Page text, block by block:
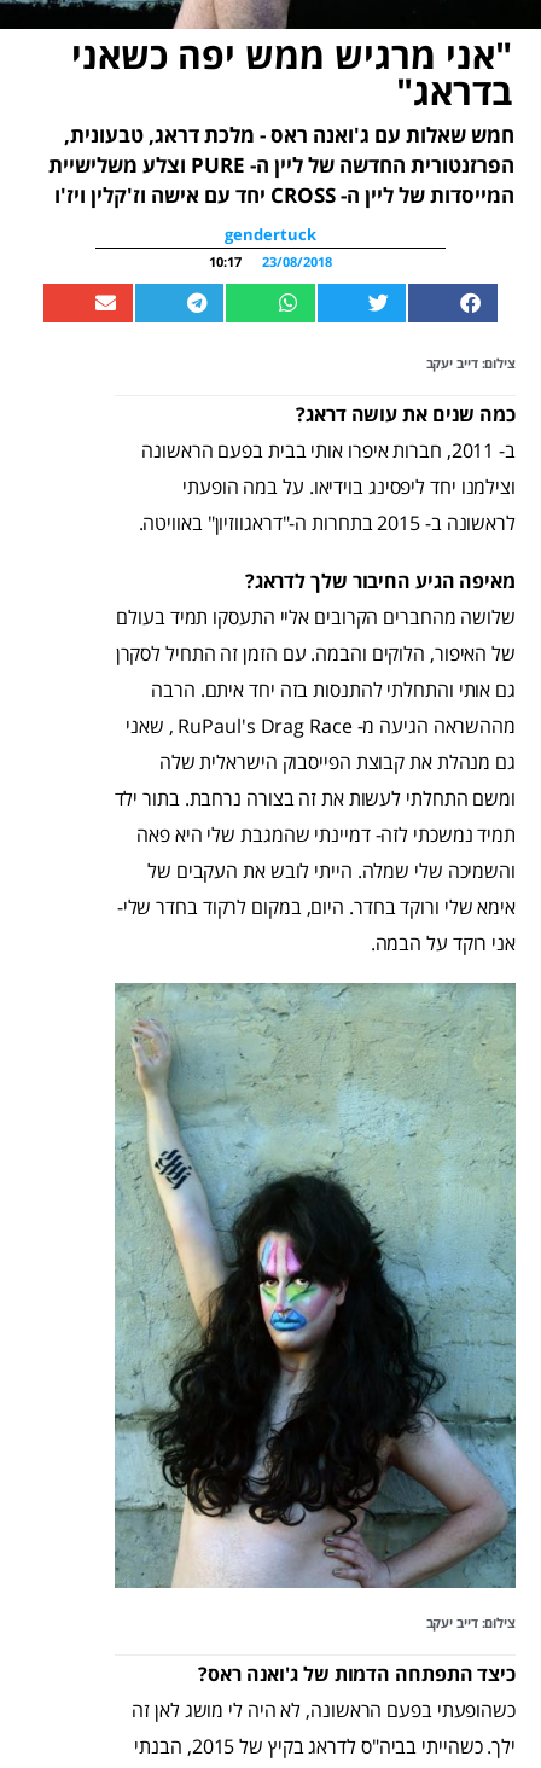
"אני מרגיש ממש יפה כשאני
בדראג"
חמש שאלות עם ג'ואנה ראס - מלכת דראג, טבעונית,
הפרזנטורית החדשה של ליין ה- PURE וצלע משלישיית
המייסדות של ליין ה- CROSS יחד עם אישה וז'קלין ויז'ו
gendertuck
23/08/2018
10:17
צילום: דייב יעקב
כמה שנים את עושה דראג?
ב- 2011, חברות איפרו אותי בבית בפעם הראשונה
וצילמנו יחד ליפסינג בוידיאו. על במה הופעתי
לראשונה ב- 2015 בתחרות ה-"דראגווזיון" באוויטה.
מאיפה הגיע החיבור שלך לדראג?
שלושה מהחברים הקרובים אליי התעסקו תמיד בעולם
של האיפור, הלוקים והבמה. עם הזמן זה התחיל לסקרן
גם אותי והתחלתי להתנסות בזה יחד איתם. הרבה
מההשראה הגיעה מ- RuPaul's Drag Race , שאני
גם מנהלת את קבוצת הפייסבוק הישראלית שלה
ומשם התחלתי לעשות את זה בצורה נרחבת. בתור ילד
תמיד נמשכתי לזה- דמיינתי שהמגבת שלי היא פאה
והשמיכה שלי שמלה. הייתי לובש את העקבים של
אימא שלי ורוקד בחדר. היום, במקום לרקוד בחדר שלי-
אני רוקד על הבמה.
צילום: דייב יעקב
כיצד התפתחה הדמות של ג'ואנה ראס?
כשהופעתי בפעם הראשונה, לא היה לי מושג לאן זה
ילך. כשהייתי בביה"ס לדראג בקיץ של 2015, הבנתי